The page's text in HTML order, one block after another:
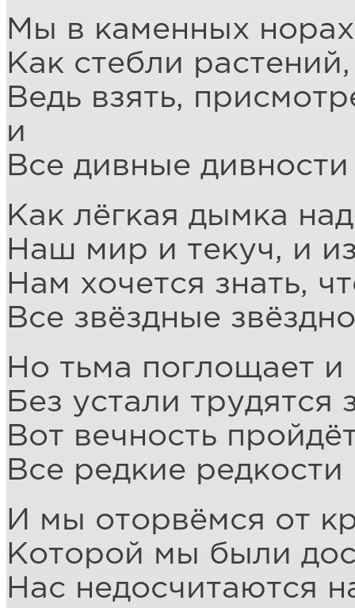
Мы в каменных
Как стебли
Ведь взять,
и
Все дивные
Как лёгкая дымка
Наш мир и текуч, и
Нам хочется знать,
Все звёздные
Но тьма поглощает
Без устали трудятся
Вот вечность
Все редкие
И мы оторвёмся от
Которой мы были
Нас недосчитаются